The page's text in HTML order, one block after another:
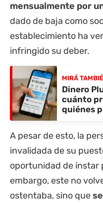
mensualmente por
dado de baja como
establecimiento ha
infringido su deber.
MIRÁ
Dinero
cuánto
quiénes
A pesar de esto, la
invalidada de su
oportunidad de instar
embargo, este no
ostentaba, sino que